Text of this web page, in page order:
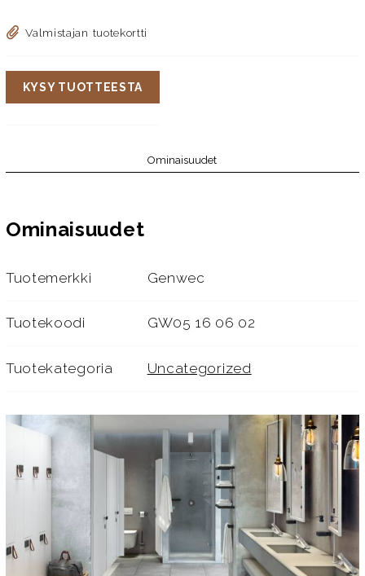
Valmistajan tuotekortti
KYSY TUOTTEESTA
Ominaisuudet
Ominaisuudet
Tuotemerkki Genwec
Tuotekoodi GW05 16 06 02
Tuotekategoria Uncategorized